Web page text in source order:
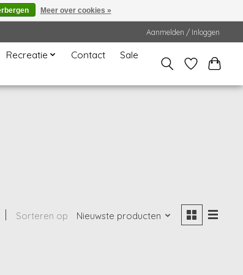
Aanmelden / Inloggen
Recreatie Contact
Sale
Sorteren op Nieuwste producten
Meer over cookies »